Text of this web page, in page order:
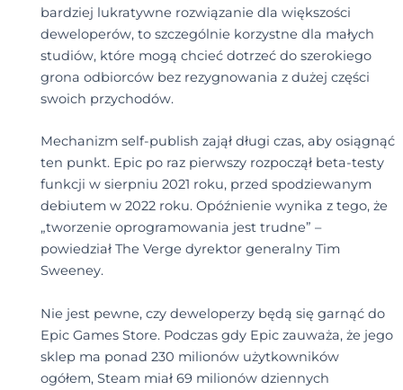
bardziej lukratywne rozwiązanie dla większości
deweloperów, to szczególnie korzystne dla małych
studiów, które mogą chcieć dotrzeć do szerokiego
grona odbiorców bez rezygnowania z dużej części
swoich przychodów.
Mechanizm self-publish zajął długi czas, aby osiągnąć
ten punkt. Epic po raz pierwszy rozpoczął beta-testy
funkcji w sierpniu 2021 roku, przed spodziewanym
debiutem w 2022 roku. Opóźnienie wynika z tego, że
„tworzenie oprogramowania jest trudne” –
powiedział The Verge dyrektor generalny Tim
Sweeney.
Nie jest pewne, czy deweloperzy będą się garnąć do
Epic Games Store. Podczas gdy Epic zauważa, że jego
sklep ma ponad 230 milionów użytkowników
ogółem, Steam miał 69 milionów dziennych